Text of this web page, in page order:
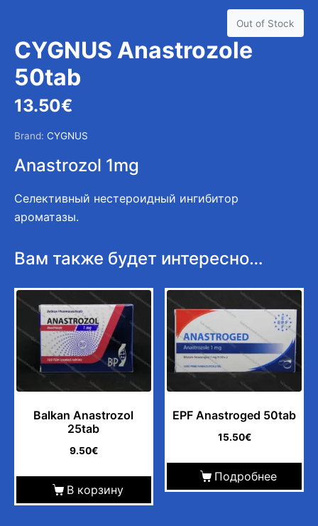
Out of Stock
CYGNUS Anastrozole
50tab
13.50€
Brand: CYGNUS
Anastrozol 1mg
Селективный нестероидный ингибитор
ароматазы.
Вам также будет интересно…
Balkan Anastrozol
25tab
9.50€
В корзину
EPF Anastroged 50tab
15.50€
Подробнее